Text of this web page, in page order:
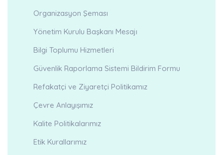
Organizasyon Şeması
Yönetim Kurulu Başkanı Mesajı
Bilgi Toplumu Hizmetleri
Güvenlik Raporlama Sistemi Bildirim Formu
Refakatçi ve Ziyaretçi Politikamız
Çevre Anlayışımız
Kalite Politikalarımız
Etik Kurallarımız